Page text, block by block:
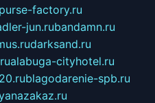
purse-factory.ru
jun.rubandamn.ru
darksand.ru
alabuga-cityhotel.ru
blagodarenie-spb.ru